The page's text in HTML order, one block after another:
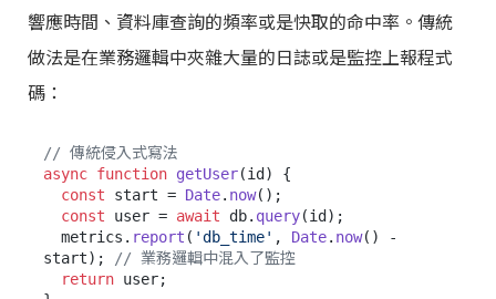
響應時間、資料庫查詢的頻率或是快取的命中率。傳統
做法是在業務邏輯中夾雜大量的日誌或是監控上報程式
碼：
// 傳統侵入式寫法
async function getUser(id ) {
const start = Date. now();
const user = await db. query(id);
  metrics.
report ( 'db_time' , Date. now() -
start);
// 業務邏輯中混入了監控
return user;